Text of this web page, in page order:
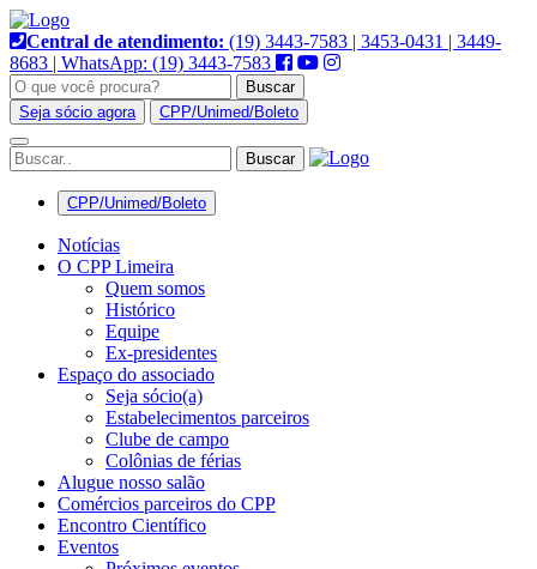
Pular
para
o
conteúdo
Central de atendimento: (19) 3443-7583 | 3453-0431 | 3449-
8683 | WhatsApp: (19) 3443-7583
Buscar
Seja sócio agora
CPP/Unimed/Boleto
Alternar
navegação
CPP/Unimed/Boleto
Notícias
O CPP Limeira
Quem somos
Histórico
Equipe
Ex-presidentes
Espaço do associado
Seja sócio(a)
Estabelecimentos parceiros
Clube de campo
Colônias de férias
Alugue nosso salão
Comércios parceiros do CPP
Encontro Científico
Eventos